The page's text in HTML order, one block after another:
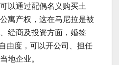
以通过配偶名义购买土
寓产权，这在马尼拉是被
经商及投资方面，婚签
由度，可以开公司、担任
地企业。